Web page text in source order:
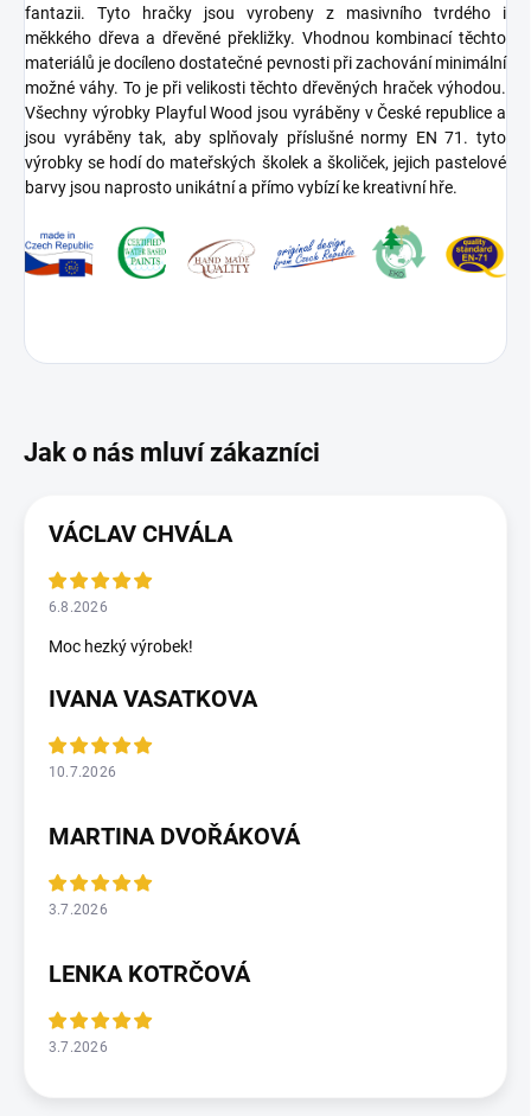
fantazii. Tyto hračky jsou vyrobeny z masivního tvrdého i
měkkého dřeva a dřevěné překližky. Vhodnou kombinací těchto
materiálů je docíleno dostatečné pevnosti při zachování minimální
možné váhy. To je při velikosti těchto dřevěných hraček výhodou.
Všechny výrobky Playful Wood jsou vyráběny v České republice a
jsou vyráběny tak, aby splňovaly příslušné normy EN 71. tyto
výrobky se hodí do mateřských školek a školiček, jejich pastelové
barvy jsou naprosto unikátní a přímo vybízí ke kreativní hře.
VÁCLAV CHVÁLA
6.8.2026
Moc hezký výrobek!
IVANA VASATKOVA
10.7.2026
MARTINA DVOŘÁKOVÁ
3.7.2026
LENKA KOTRČOVÁ
3.7.2026